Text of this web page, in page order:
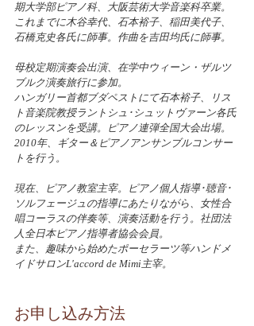
期大学部ピアノ科、大阪芸術大学音楽科卒業。
これまでに木谷幸代、石本裕子、稲田美代子、
石橋克史各氏に師事。作曲を吉田均氏に師事。
母校定期演奏会出演、在学中ウィーン・ザルツ
ブルク演奏旅行に参加。
ハンガリー首都ブダペストにて石本裕子、リス
ト音楽院教授ラントシュ･シュットヴァーン各氏
のレッスンを受講。ピアノ連弾全国大会出場。
2010年、ギター＆ピアノアンサンブルコンサー
トを行う。
現在、ピアノ教室主宰。ピアノ個人指導･聴音･
ソルフェージュの指導にあたりながら、女性合
唱コーラスの伴奏等、演奏活動を行う。社団法
人全日本ピアノ指導者協会会員。
また、趣味から始めたポーセラーツ等ハンドメ
イドサロンL'accord de Mimi主宰。
お申し込み方法